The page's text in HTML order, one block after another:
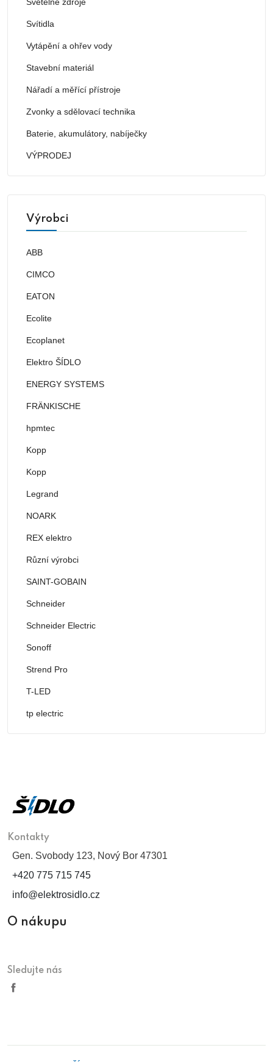
Svítidla
Vytápění a ohřev vody
Stavební materiál
Nářadí a měřící přístroje
Zvonky a sdělovací technika
Baterie, akumulátory, nabíječky
VÝPRODEJ
Výrobci
ABB
CIMCO
EATON
Ecolite
Ecoplanet
Elektro ŠÍDLO
ENERGY SYSTEMS
FRÄNKISCHE
hpmtec
Kopp
Kopp
Legrand
NOARK
REX elektro
Různí výrobci
SAINT-GOBAIN
Schneider
Schneider Electric
Sonoff
Strend Pro
T-LED
tp electric
Kontakty
Gen. Svobody 123, Nový Bor 47301
+420 775 715 745
info@elektrosidlo.cz
O nákupu
Sledujte nás